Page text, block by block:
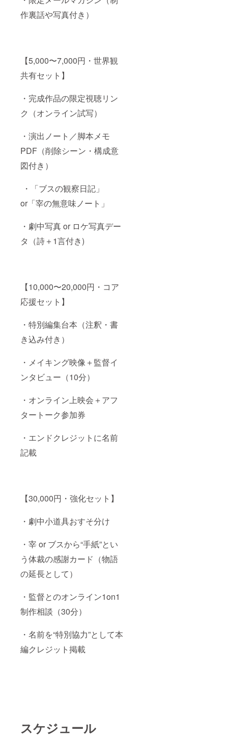
作裏話や写真付き）
【5,000〜7,000円・世界観
共有セット】
・完成作品の限定視聴リン
ク（オンライン試写）
・演出ノート／脚本メモ
PDF（削除シーン・構成意
図付き）
・「ブスの観察日記」
or「宰の無意味ノート」
・劇中写真 or ロケ写真デー
タ（詩＋1言付き)
【10,000〜20,000円・コア
応援セット】
・特別編集台本（注釈・書
き込み付き）
・メイキング映像＋監督イ
ンタビュー（10分）
・オンライン上映会＋アフ
タートーク参加券
・エンドクレジットに名前
記載
【30,000円・強化セット】
・劇中小道具おすそ分け
・宰 or ブスから“手紙”とい
う体裁の感謝カード（物語
の延長として）
・監督とのオンライン1on1
制作相談（30分）
・名前を“特別協力”として本
編クレジット掲載
スケジュール